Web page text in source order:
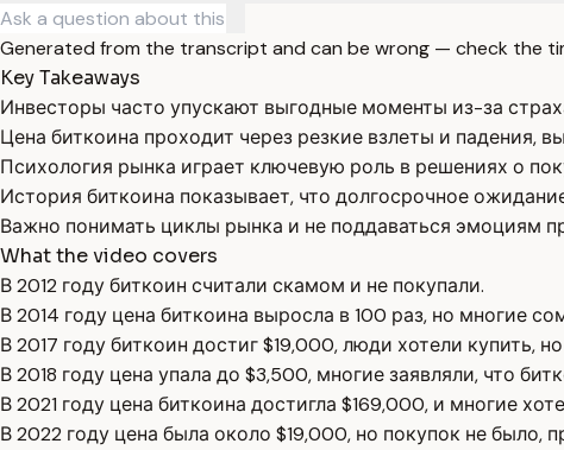
Generated from the transcript and can be wrong — check the
Key Takeaways
Инвесторы часто упускают выгодные моменты из-за
Цена биткоина проходит через резкие взлеты и падения,
Психология рынка играет ключевую роль в решениях о
История биткоина показывает, что долгосрочное
Важно понимать циклы рынка и не поддаваться эмоциям
What the video covers
В 2012 году биткоин считали скамом и не покупали.
В 2014 году цена биткоина выросла в 100 раз, но многие
В 2017 году биткоин достиг $19,000, люди хотели купить,
В 2018 году цена упала до $3,500, многие заявляли, что
В 2021 году цена биткоина достигла $169,000, и многие
В 2022 году цена была около $19,000, но покупок не было,